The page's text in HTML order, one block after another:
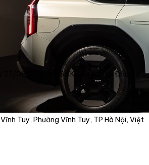
06/2018 bởi Sở Kế Hoạch và Đầu Tư
Tuy, Phường Vĩnh Tuy, TP Hà Nội, Việt